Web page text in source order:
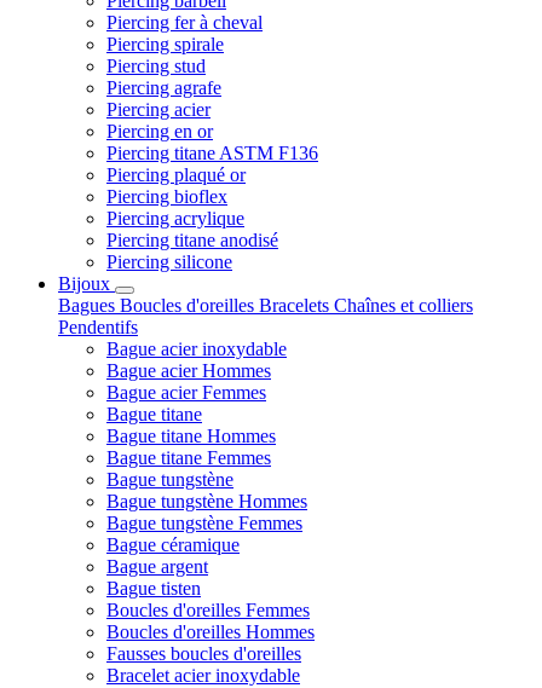
Piercing fer à cheval
Piercing spirale
Piercing stud
Piercing agrafe
Piercing acier
Piercing en or
Piercing titane ASTM F136
Piercing plaqué or
Piercing bioflex
Piercing acrylique
Piercing titane anodisé
Piercing silicone
Bijoux
Bagues Boucles d'oreilles Bracelets Chaînes et colliers
Pendentifs
Bague acier inoxydable
Bague acier Hommes
Bague acier Femmes
Bague titane
Bague titane Hommes
Bague titane Femmes
Bague tungstène
Bague tungstène Hommes
Bague tungstène Femmes
Bague céramique
Bague argent
Bague tisten
Boucles d'oreilles Femmes
Boucles d'oreilles Hommes
Fausses boucles d'oreilles
Bracelet acier inoxydable